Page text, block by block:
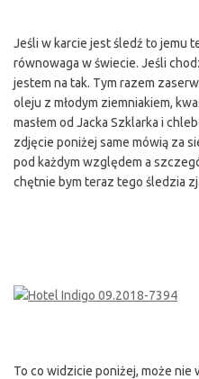
Jeśli w karcie jest śledź to jemu
równowaga w świecie. Jeśli
jestem na tak. Tym razem
oleju z młodym ziemniakiem,
masłem od Jacka Szklarka i
zdjęcie poniżej same mówią za
pod każdym względem a
chętnie bym teraz tego śledzia
To co widzicie poniżej, może